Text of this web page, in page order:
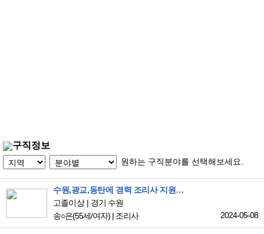
구직정보
원하는 구직분야를 선택해보세요.
수원,광교,동탄에 경력 조리사 지원합니다
고졸이상
경기 수원
송○은(55세/여자) | 조리사 2024-05-08